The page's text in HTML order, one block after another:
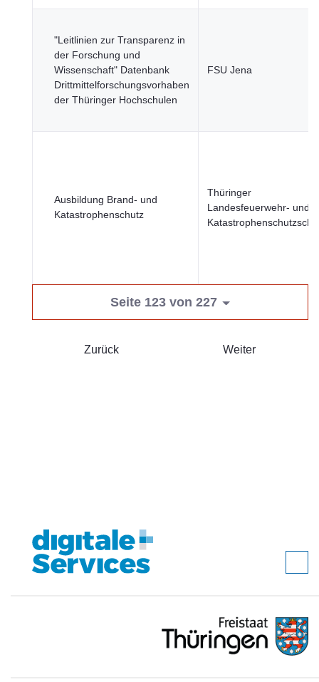
"Leitlinien zur Transparenz in
der Forschung und
Wissenschaft" Datenbank
Drittmittelforschungsvorhaben
der Thüringer Hochschulen
FSU Jena
Ausbildung Brand- und
Katastrophenschutz
Thüringer
Landesfeuerwehr- und
Seite 123 von 227
Zurück Weiter